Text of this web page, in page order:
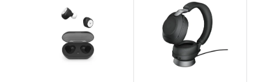
slúchadlá, Li-Pol, až 5
hodín, nabíjací puzd
449767 Pioneer
989